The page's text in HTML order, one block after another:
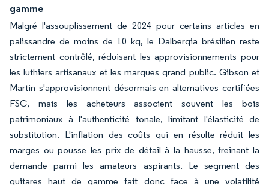
gamme
Malgré l'assouplissement de 2024 pour certains articles en
palissandre de moins de 10 kg, le Dalbergia brésilien reste
strictement contrôlé, réduisant les approvisionnements pour
les luthiers artisanaux et les marques grand public. Gibson et
Martin s'approvisionnent désormais en alternatives certifiées
FSC, mais les acheteurs associent souvent les bois
patrimoniaux à l'authenticité tonale, limitant l'élasticité de
substitution. L'inflation des coûts qui en résulte réduit les
marges ou pousse les prix de détail à la hausse, freinant la
demande parmi les amateurs aspirants. Le segment des
guitares haut de gamme fait donc face à une volatilité